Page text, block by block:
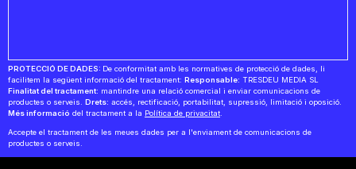
PROTECCIÓ DE DADES: De conformitat amb les normatives de protecció de dades, li
facilitem la següent informació del tractament: Responsable: TRESDEU MEDIA SL
Finalitat del tractament: mantindre una relació comercial i enviar comunicacions de
productes o serveis. Drets: accés, rectificació, portabilitat, supressió, limitació i oposició.
Més informació del tractament a la Política de privacitat.
Accepte el tractament de les meues dades per a l'enviament de comunicacions de
productes o serveis.